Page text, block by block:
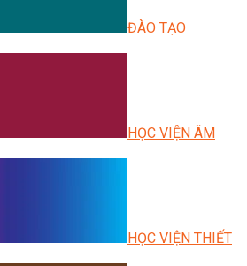
ĐÀO TẠO
HỌC VIỆN ÂM
HỌC VIỆN THIẾT